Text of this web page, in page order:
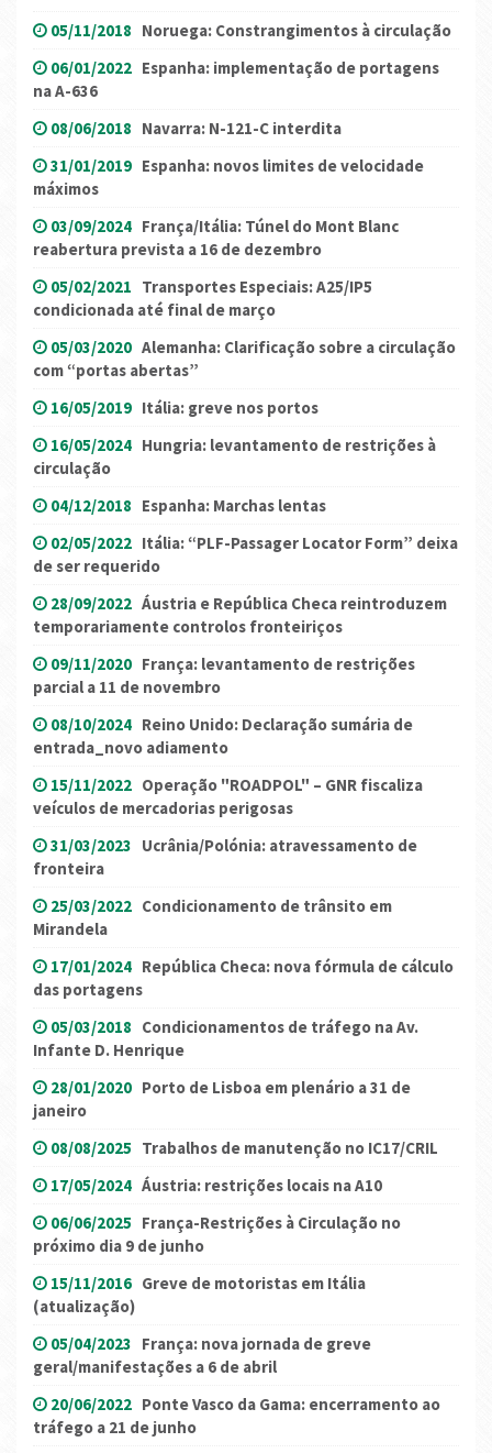
05/11/2018 Noruega: Constrangimentos à circulação
06/01/2022 Espanha: implementação de portagens
na A-636
08/06/2018 Navarra: N-121-C interdita
31/01/2019 Espanha: novos limites de velocidade
máximos
03/09/2024 França/Itália: Túnel do Mont Blanc
reabertura prevista a 16 de dezembro
05/02/2021 Transportes Especiais: A25/IP5
condicionada até final de março
05/03/2020 Alemanha: Clarificação sobre a circulação
com “portas abertas”
16/05/2019 Itália: greve nos portos
16/05/2024 Hungria: levantamento de restrições à
circulação
04/12/2018 Espanha: Marchas lentas
02/05/2022 Itália: “PLF-Passager Locator Form” deixa
de ser requerido
28/09/2022 Áustria e República Checa reintroduzem
temporariamente controlos fronteiriços
09/11/2020 França: levantamento de restrições
parcial a 11 de novembro
08/10/2024 Reino Unido: Declaração sumária de
entrada_novo adiamento
15/11/2022 Operação "ROADPOL" – GNR fiscaliza
veículos de mercadorias perigosas
31/03/2023 Ucrânia/Polónia: atravessamento de
fronteira
25/03/2022 Condicionamento de trânsito em
Mirandela
17/01/2024 República Checa: nova fórmula de cálculo
das portagens
05/03/2018 Condicionamentos de tráfego na Av.
Infante D. Henrique
28/01/2020 Porto de Lisboa em plenário a 31 de
janeiro
08/08/2025 Trabalhos de manutenção no IC17/CRIL
17/05/2024 Áustria: restrições locais na A10
06/06/2025 França-Restrições à Circulação no
próximo dia 9 de junho
15/11/2016 Greve de motoristas em Itália
(atualização)
05/04/2023 França: nova jornada de greve
geral/manifestações a 6 de abril
20/06/2022 Ponte Vasco da Gama: encerramento ao
tráfego a 21 de junho